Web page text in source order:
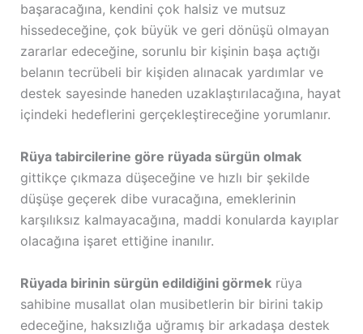
başaracağına, kendini çok halsiz ve mutsuz
hissedeceğine, çok büyük ve geri dönüşü olmayan
zararlar edeceğine, sorunlu bir kişinin başa açtığı
belanın tecrübeli bir kişiden alınacak yardımlar ve
destek sayesinde haneden uzaklaştırılacağına, hayat
içindeki hedeflerini gerçekleştireceğine yorumlanır.
Rüya tabircilerine göre rüyada sürgün olmak
gittikçe çıkmaza düşeceğine ve hızlı bir şekilde
düşüşe geçerek dibe vuracağına, emeklerinin
karşılıksız kalmayacağına, maddi konularda kayıplar
olacağına işaret ettiğine inanılır.
Rüyada birinin sürgün edildiğini görmekrüya
sahibine musallat olan musibetlerin bir birini takip
edeceğine, haksızlığa uğramış bir arkadaşa destek